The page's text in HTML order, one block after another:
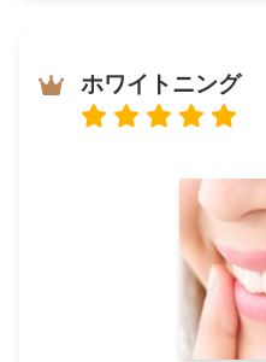
ホワイトニング